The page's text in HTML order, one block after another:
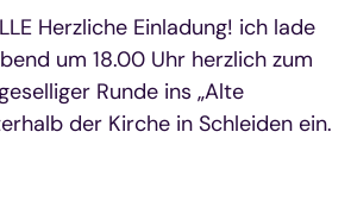
Herzliche Einladung! ich lade
um 18.00 Uhr herzlich zum
Runde ins „Alte
der Kirche in Schleiden ein.